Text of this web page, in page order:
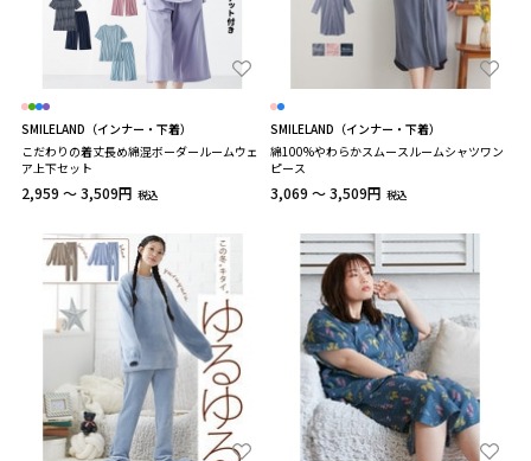
SMILELAND（インナー・下着）
こだわりの着丈長め綿混ボーダールームウェ
ア上下セット
2,959 ～ 3,509円 税込
SMILELAND（インナー・下着）
綿100%やわらかスムースルームシャツワン
ピース
3,069 ～ 3,509円 税込